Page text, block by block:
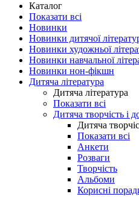
Каталог
Показати всі
Новинки
Новинки дитячої
Новинки художньої
Новинки навчальної
Новинки нон-фікшн
Дитяча література
Дитяча література
Показати всі
Дитяча творчість і
Дитяча
Показати всі
Анкети
Розваги
Творчість
Альбоми
Корисні